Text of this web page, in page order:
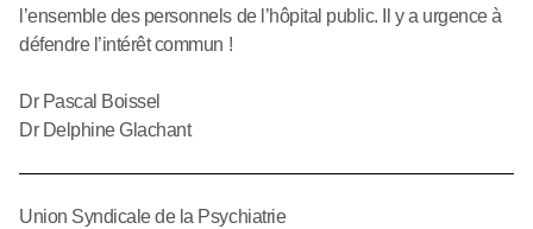
l’ensemble des personnels de l’hôpital public. Il y a urgence à
défendre l’intérêt commun !
Dr Pascal Boissel
Dr Delphine Glachant
Union Syndicale de la Psychiatrie